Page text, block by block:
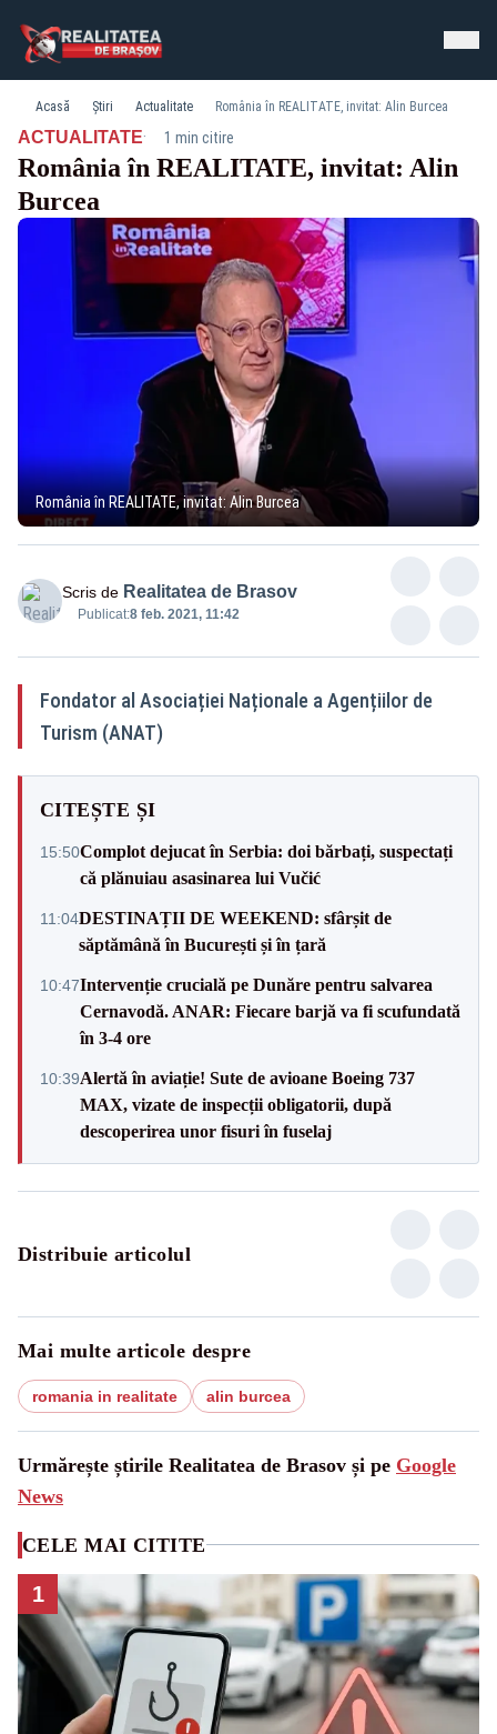
Acasă Știri Actualitate România în REALITATE, invitat: Alin Burcea
ACTUALITATE· 1 min citire
România în REALITATE, invitat: Alin
Burcea
România în REALITATE, invitat: Alin Burcea
Scris de Realitatea de Brasov
Publicat:8 feb. 2021, 11:42
Fondator al Asociației Naționale a Agențiilor de
Turism (ANAT)
CITEȘTE ȘI
15:50Complot dejucat în Serbia: doi bărbați, suspectați
că plănuiau asasinarea lui Vučić
11:04DESTINAȚII DE WEEKEND: sfârșit de
săptămână în București și în țară
10:47Intervenție crucială pe Dunăre pentru salvarea
Cernavodă. ANAR: Fiecare barjă va fi scufundată
în 3-4 ore
10:39Alertă în aviație! Sute de avioane Boeing 737
MAX, vizate de inspecții obligatorii, după
descoperirea unor fisuri în fuselaj
Distribuie articolul
Mai multe articole despre
romania in realitate alin burcea
Urmărește știrile Realitatea de Brasov și pe Google
News
CELE MAI CITITE
1